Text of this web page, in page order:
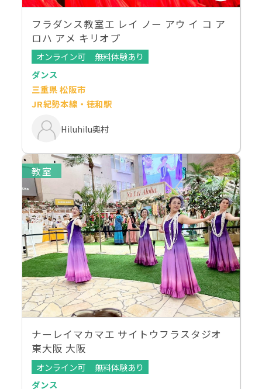
フラダンス教室エ レイ ノー アウ イ コ ア
ロハ アメ キリオプ
オンライン可
無料体験あり
ダンス
三重県 松阪市
JR紀勢本線・徳和駅
Hiluhilu奥村
教室
ナーレイマカマエ サイトウフラスタジオ
東大阪 大阪
オンライン可
無料体験あり
ダンス